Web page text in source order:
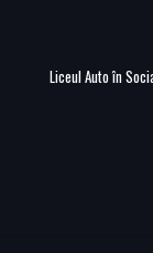
Liceul Auto în